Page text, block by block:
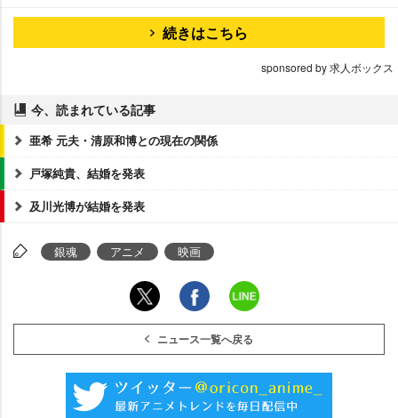
続きはこちら
sponsored by 求人ボックス
今、読まれている記事
亜希 元夫・清原和博との現在の関係
戸塚純貴、結婚を発表
及川光博が結婚を発表
銀魂 アニメ 映画
ニュース一覧へ戻る